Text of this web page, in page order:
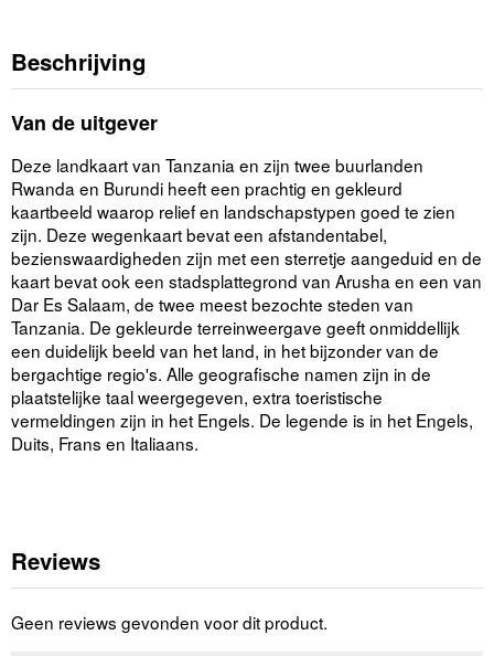
Beschrijving
Van de uitgever
Deze landkaart van Tanzania en zijn twee buurlanden
Rwanda en Burundi heeft een prachtig en gekleurd
kaartbeeld waarop relief en landschapstypen goed te zien
zijn. Deze wegenkaart bevat een afstandentabel,
bezienswaardigheden zijn met een sterretje aangeduid en de
kaart bevat ook een stadsplattegrond van Arusha en een van
Dar Es Salaam, de twee meest bezochte steden van
Tanzania. De gekleurde terreinweergave geeft onmiddellijk
een duidelijk beeld van het land, in het bijzonder van de
bergachtige regio's. Alle geografische namen zijn in de
plaatstelijke taal weergegeven, extra toeristische
vermeldingen zijn in het Engels. De legende is in het Engels,
Duits, Frans en Italiaans.
Reviews
Geen reviews gevonden voor dit product.